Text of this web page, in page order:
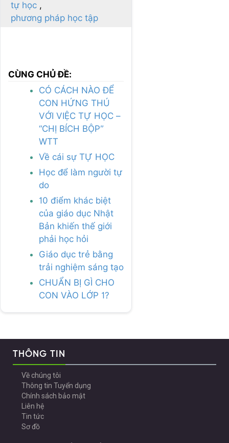
tự học
phương pháp học tập
CÙNG CHỦ ĐỀ:
CÓ CÁCH NÀO ĐỂ
CON HỨNG THÚ
VỚI VIỆC TỰ HỌC –
“CHỊ BÍCH BỘP”
WTT
Về cái sự TỰ HỌC
Học để làm người tự
do
10 điểm khác biệt
của giáo dục Nhật
Bản khiến thế giới
phải học hỏi
Giáo dục trẻ bằng
trải nghiệm sáng tạo
CHUẨN BỊ GÌ CHO
CON VÀO LỚP 1?
THÔNG TIN
Về chúng tôi
Thông tin Tuyển dụng
Chính sách bảo mật
Liên hệ
Tin tức
Sơ đồ